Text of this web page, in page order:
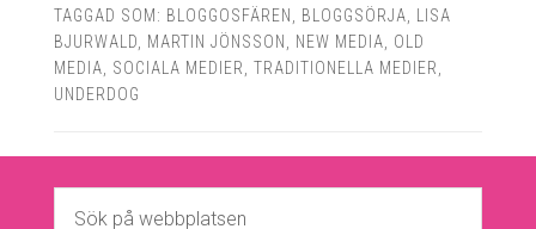
TAGGAD SOM: BLOGGOSFÄREN BLOGGSÖRJA
LISA
BJURWALD
MARTIN JÖNSSON NEW MEDIA
OLD
MEDIA
SOCIALA MEDIER TRADITIONELLA MEDIER
UNDERDOG